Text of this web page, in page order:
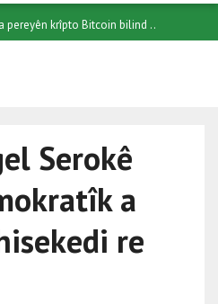
pereyên krîpto Bitcoin bilind ..
Serokê
a
re